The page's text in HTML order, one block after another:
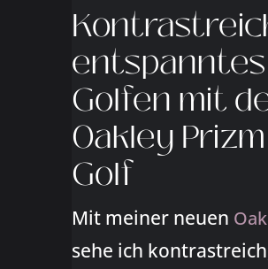
entspanntes
Golfen mit
Oakley Prizm
Golf
Mit meiner neuen
sehe ich